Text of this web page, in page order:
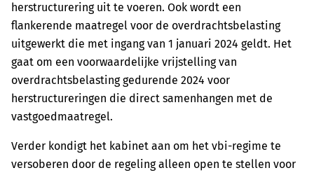
herstructurering uit te voeren. Ook wordt een
flankerende maatregel voor de overdrachtsbelasting
uitgewerkt die met ingang van 1 januari 2024 geldt. Het
gaat om een voorwaardelijke vrijstelling van
overdrachtsbelasting gedurende 2024 voor
herstructureringen die direct samenhangen met de
vastgoedmaatregel.
Verder kondigt het kabinet aan om het vbi-regime te
versoberen door de regeling alleen open te stellen voor